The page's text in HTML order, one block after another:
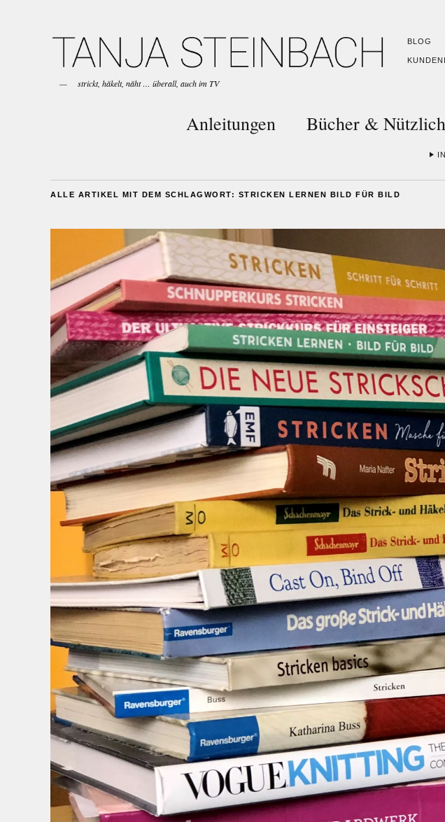
BLOG
strickt, häkelt, näht … überall, auch im TV
Anleitungen Bücher &
ALLE ARTIKEL MIT DEM SCHLAGWORT: STRICKEN LERNEN BILD FÜR BILD